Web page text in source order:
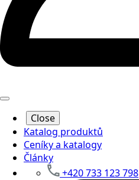
Close
Katalog produktů
Ceníky a katalogy
Články
+420 733 123 798